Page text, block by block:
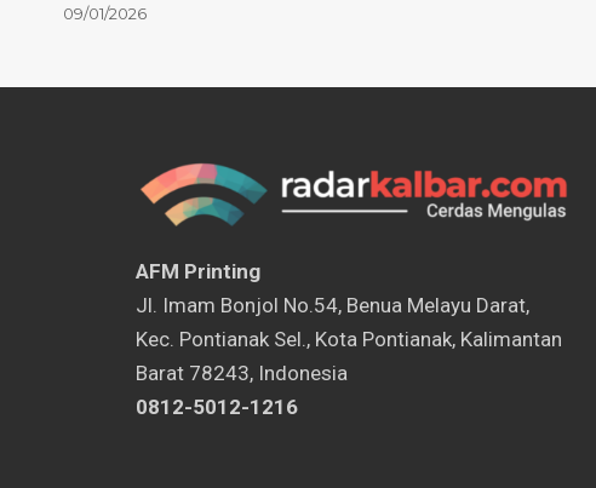
09/01/2026
AFM Printing
⁠Jl. Imam Bonjol No.54, Benua Melayu Darat,
Kec. Pontianak Sel., Kota Pontianak, Kalimantan
Barat 78243, Indonesia
0812-5012-1216